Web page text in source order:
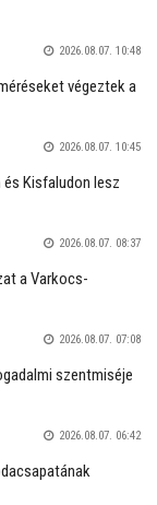
2026.08.07. 10:48
végeztek a
2026.08.07. 10:45
Kisfaludon lesz
2026.08.07. 08:37
a Varkocs-
2026.08.07. 07:08
szentmiséje
2026.08.07. 06:42